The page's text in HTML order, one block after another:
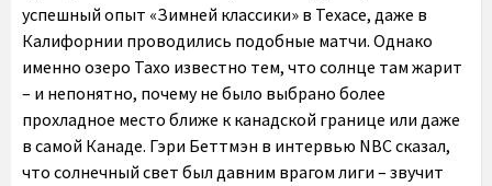
успешный опыт «Зимней классики» в Техасе, даже в
Калифорнии проводились подобные матчи. Однако
именно озеро Тахо известно тем, что солнце там жарит
– и непонятно, почему не было выбрано более
прохладное место ближе к канадской границе или даже
в самой Канаде. Гэри Беттмэн в интервью NBC сказал,
что солнечный свет был давним врагом лиги – звучит